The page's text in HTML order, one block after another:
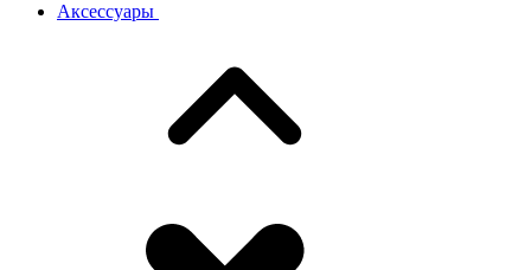
Аксессуары